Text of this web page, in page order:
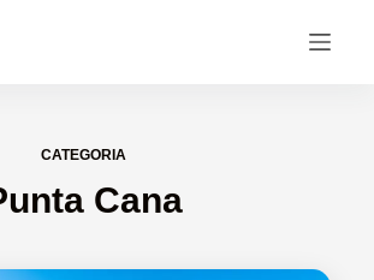
CATEGORIA
Cana